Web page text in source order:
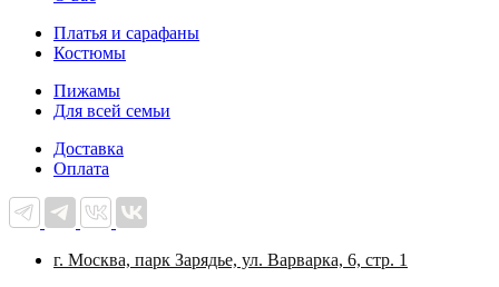
Платья и сарафаны
Костюмы
Пижамы
Для всей семьи
Доставка
Оплата
г. Москва, парк Зарядье, ул. Варварка, 6, стр. 1